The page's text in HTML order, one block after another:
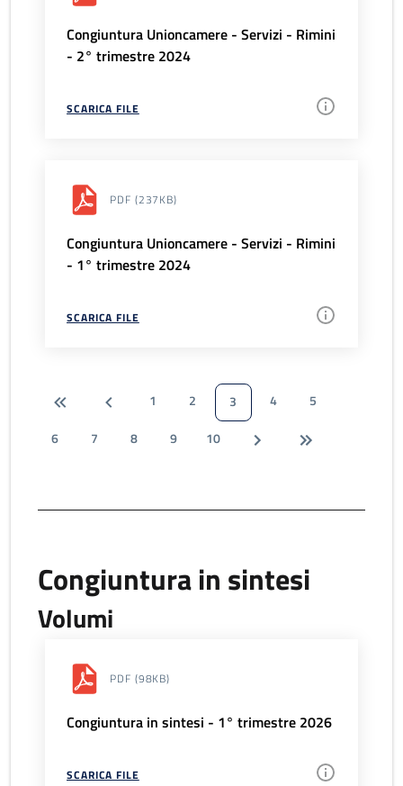
Congiuntura Unioncamere - Servizi - Rimini
- 2° trimestre 2024
SCARICA FILE
PDF (237KB)
Congiuntura Unioncamere - Servizi - Rimini
- 1° trimestre 2024
SCARICA FILE
1 2 3 4
5
6
7 8 9 10
Congiuntura in sintesi
Volumi
PDF (98KB)
Congiuntura in sintesi - 1° trimestre 2026
SCARICA FILE